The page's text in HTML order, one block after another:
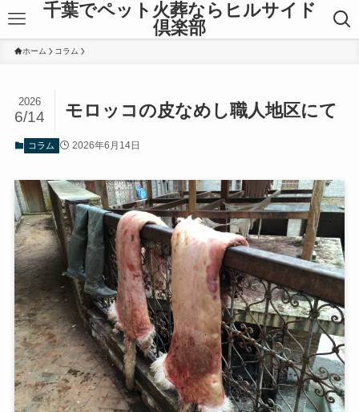
千葉でペット火葬ならヒルサイド
倶楽部
ホーム コラム
モロッコの皮なめし職人地区にて
2026
6/14
コラム 2026年6月14日